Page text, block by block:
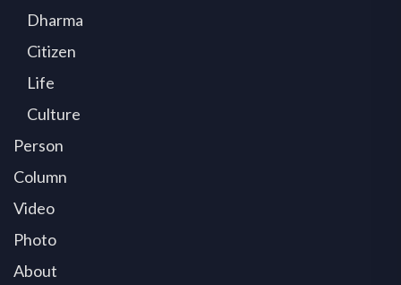
Dharma
Citizen
Life
Culture
Person
Column
Video
Photo
About